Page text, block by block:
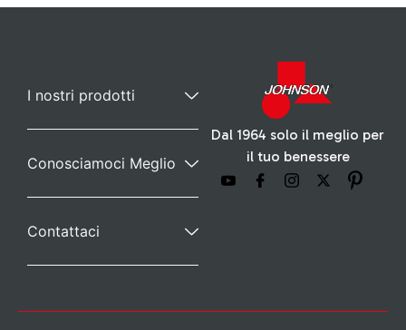
Dal 1964 solo il meglio per
il tuo benessere
I nostri prodotti
Conosciamoci Meglio
Contattaci